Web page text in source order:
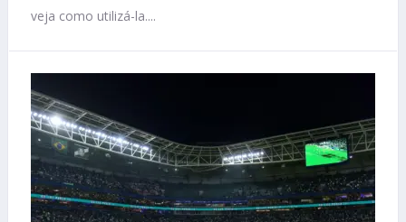
veja como utilizá-la....